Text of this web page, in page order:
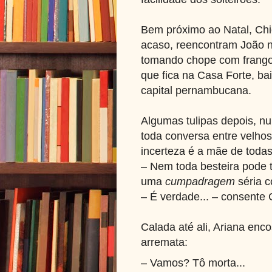
Bem próximo ao Natal,
acaso, reencontram João
tomando chope com
que fica na Casa Forte,
capital pernambucana.
Algumas tulipas depois,
toda conversa entre
incerteza é a mãe de
– Nem toda besteira pode
uma cumpadragem séria
– É verdade... – consente
Calada até ali, Ariana
arremata:
– Vamos? Tô morta...